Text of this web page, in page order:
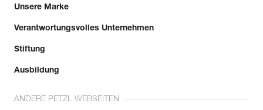
Unsere Marke
Verantwortungsvolles Unternehmen
Stiftung
Ausbildung
ANDERE PETZL WEBSEITEN